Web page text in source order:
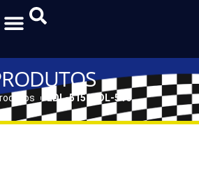
LDL-515 | LDL-516